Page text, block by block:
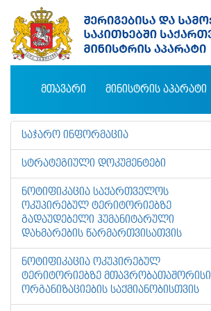
ᲛᲗᲐᲕᲐᲠᲘ ᲛᲘᲜᲘᲡᲢᲠᲘᲡ ᲐᲞᲐᲠᲐᲢᲘ
ᲡᲐᲯᲐᲠᲝ ᲘᲜᲤᲝᲠᲛᲐᲪᲘᲐ
ᲡᲢᲠᲐᲢᲔᲒᲘᲣᲚᲘ ᲓᲝᲙᲣᲛᲔᲜᲢᲔᲑᲘ
ᲜᲝᲢᲘᲤᲘᲙᲐᲪᲘᲐ ᲡᲐᲥᲐᲠᲗᲕᲔᲚᲝᲡ
ᲝᲙᲣᲞᲘᲠᲔᲑᲣᲚ ᲢᲔᲠᲘᲢᲝᲠᲘᲔᲑᲖᲔ
ᲒᲐᲓᲐᲣᲓᲔᲑᲔᲚᲘ ᲰᲣᲛᲐᲜᲘᲢᲐᲠᲣᲚᲘ
ᲓᲐᲮᲛᲐᲠᲔᲑᲘᲡ ᲬᲐᲠᲛᲐᲠᲗᲕᲘᲡᲐᲗᲕᲘᲡ
ᲜᲝᲢᲘᲤᲘᲙᲐᲪᲘᲐ ᲝᲙᲣᲞᲘᲠᲔᲑᲣᲚ
ᲢᲔᲠᲘᲢᲝᲠᲘᲔᲑᲖᲔ ᲛᲗᲐᲕᲠᲝᲑᲐᲗᲐᲨᲝᲠᲘᲡᲘ
ᲝᲠᲒᲐᲜᲘᲖᲐᲪᲘᲔᲑᲘᲡ ᲡᲐᲥᲛᲘᲐᲜᲝᲑᲘᲡᲗᲕᲘᲡ